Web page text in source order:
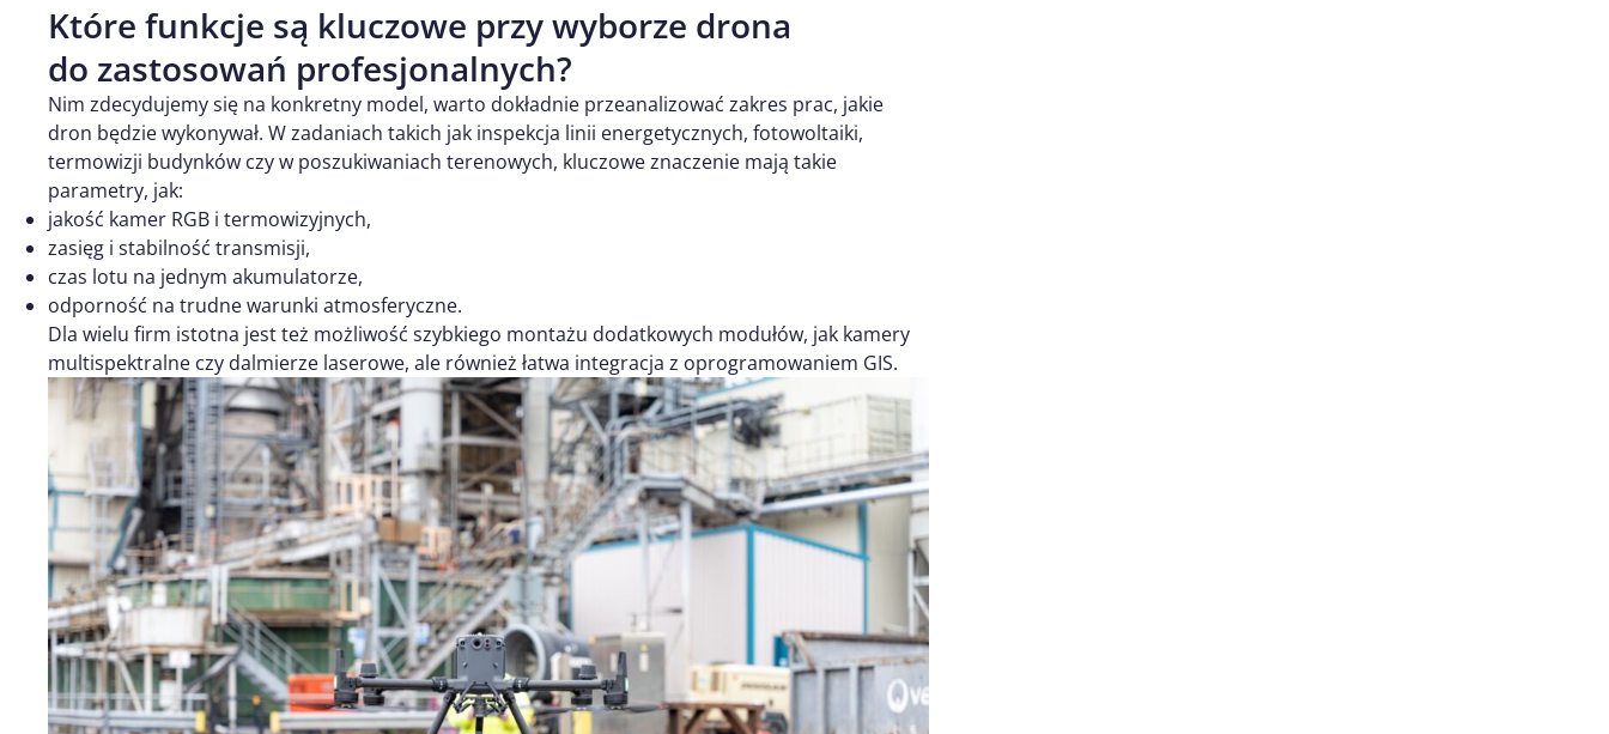
Które funkcje są kluczowe przy wyborze drona
do zastosowań profesjonalnych?
Nim zdecydujemy się na konkretny model, warto dokładnie przeanalizować zakres prac, jakie
dron będzie wykonywał. W zadaniach takich jak inspekcja linii energetycznych, fotowoltaiki,
termowizji budynków czy w poszukiwaniach terenowych, kluczowe znaczenie mają takie
parametry, jak:
jakość kamer RGB i termowizyjnych,
zasięg i stabilność transmisji,
czas lotu na jednym akumulatorze,
odporność na trudne warunki atmosferyczne.
Dla wielu firm istotna jest też możliwość szybkiego montażu dodatkowych modułów, jak kamery
multispektralne czy dalmierze laserowe, ale również łatwa integracja z oprogramowaniem GIS.